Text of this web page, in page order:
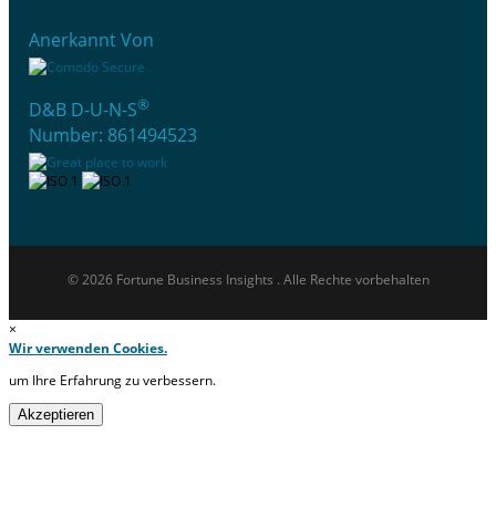
Anerkannt Von
D&B D-U-N-S®
Number: 861494523
© 2026 Fortune Business Insights . Alle Rechte vorbehalten
×
Wir verwenden Cookies.
um Ihre Erfahrung zu verbessern.
Akzeptieren